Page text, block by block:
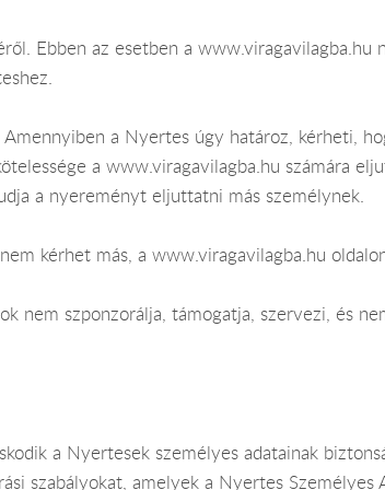
Ebben az esetben a
a Nyertes úgy határoz, kérheti,
a www.viragavilagba.hu számára
a nyereményt eljuttatni más személynek.
kérhet más, a www.viragavilagba.hu
nem szponzorálja, támogatja, szervezi, és
a Nyertesek személyes adatainak
szabályokat, amelyek a Nyertes